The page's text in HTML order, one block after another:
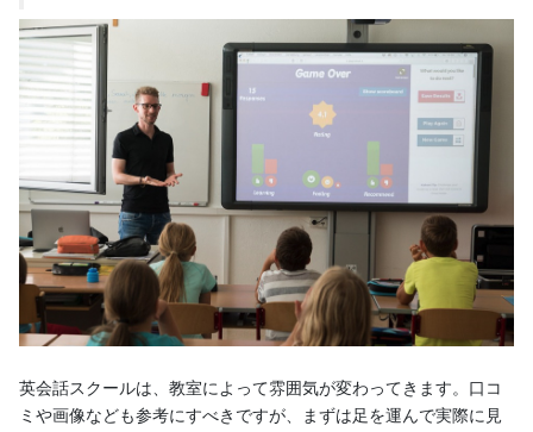
英会話スクールは、教室によって雰囲気が変わってきます。口コ
ミや画像なども参考にすべきですが、まずは足を運んで実際に見